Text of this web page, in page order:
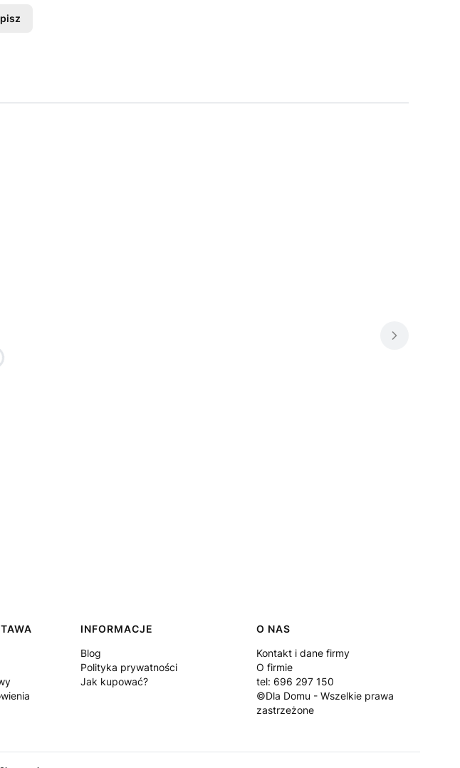
INFORMACJE
Blog
Polityka prywatności
Jak kupować?
O NAS
Kontakt i dane firmy
O firmie
tel: 696 297 150
©Dla Domu - Wszelkie prawa
zastrzeżone